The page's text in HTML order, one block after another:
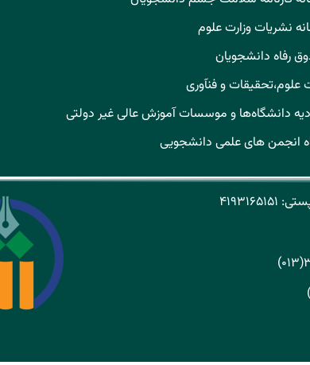
نشریات وزارت علوم
رفاه دانشجویان
علوم،تحقیقات و فنآوری
دانشگاه‌ها و موسسات آموزش عالی غیر دولتی
انجمن های علمی دانشجویی